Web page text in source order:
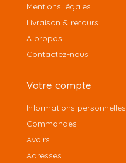
Mentions légales
Livraison & retours
A propos
Contactez-nous
Votre compte
Informations personnelles
Commandes
Avoirs
Adresses